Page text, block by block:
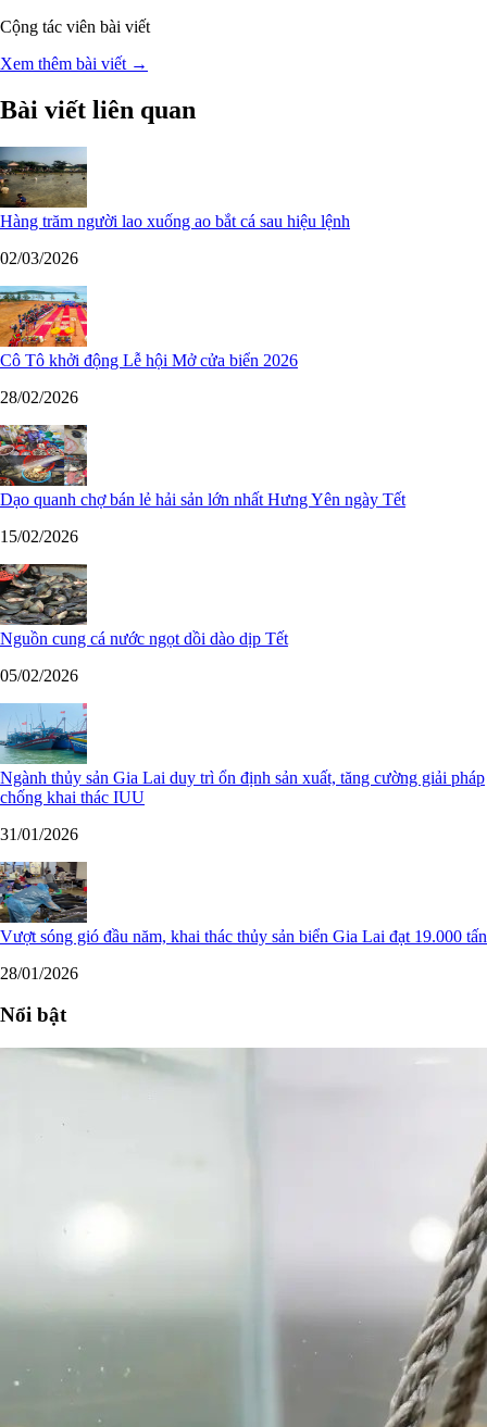
Cộng tác viên bài viết
Xem thêm bài viết →
Bài viết liên quan
Hàng trăm người lao xuống ao bắt cá sau hiệu lệnh
02/03/2026
Cô Tô khởi động Lễ hội Mở cửa biển 2026
28/02/2026
Dạo quanh chợ bán lẻ hải sản lớn nhất Hưng Yên ngày Tết
15/02/2026
Nguồn cung cá nước ngọt dồi dào dịp Tết
05/02/2026
Ngành thủy sản Gia Lai duy trì ổn định sản xuất, tăng cường giải pháp
chống khai thác IUU
31/01/2026
Vượt sóng gió đầu năm, khai thác thủy sản biển Gia Lai đạt 19.000 tấn
28/01/2026
Nổi bật